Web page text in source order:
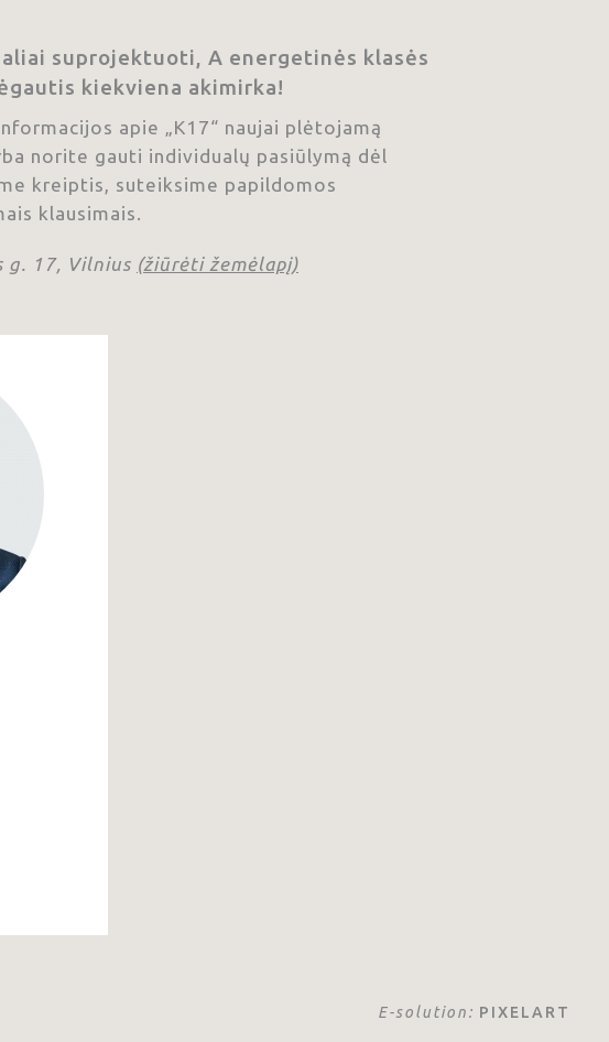
suprojektuoti, A energetinės klasės
kiekviena akimirka!
apie „K17“ naujai plėtojamą
norite gauti individualų pasiūlymą dėl
kreiptis, suteiksime papildomos
klausimais.
g. 17, Vilnius (žiūrėti žemėlapį)
E-solution: PIXELART